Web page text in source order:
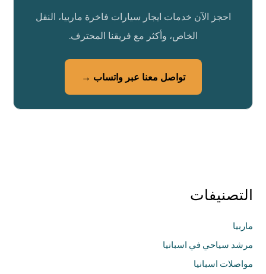
احجز الآن خدمات ايجار سيارات فاخرة ماربيا، النقل
الخاص، وأكثر مع فريقنا المحترف.
تواصل معنا عبر واتساب →
التصنيفات
ماربيا
مرشد سياحي في اسبانيا
مواصلات اسبانيا